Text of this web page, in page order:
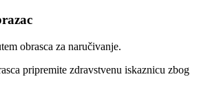
obrasca za naručivanje.
pripremite zdravstvenu iskaznicu zbog